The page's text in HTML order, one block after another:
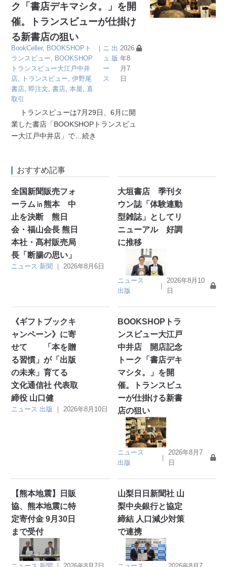
ク「書店デキマシタ。」を開
催。トランスビューが仕掛け
る新書店の狙い
BookCeller, BOOKSHOPト
ランスビュー
BOOKSHOP
トランスビュー大江戸中井
店
トランスビュー ,伊野尾
書店
即注文 ,書店 ,本屋
直
取引
｜ ニ
ュ
ー
ス
出
版
2026
年8
月7
日
トランスビューは7月29日、6月に開
業した書店「BOOKSHOPトランスビュ
ー大江戸中井店」で …続き
おすすめ記事
全国新聞販売フォ
ーラム㏌熊本 中
止を決断 熊日
会・福山会長 熊日
本社・髙村販売局
長「断腸の思い」
ニュース 新聞 ｜ 2026年8月6日
大垣書店 季刊タ
ウン誌「体験連動
型雑誌」としてリ
ニューアル 好調
に推移
ニュース
出版
｜
2026年8月10
日
《ギフトブックキ
ャンペーン》に寄
せて 「本を贈
る習慣」が「出版
の未来」育てる
文化通信社 代表取
締役 山口健
ニュース 出版 ｜2026年8月10日
BOOKSHOPトラ
ンスビュー大江戸
中井店 開店記念
トーク「書店デキ
マシタ。」を開
催。トランスビュ
ーが仕掛ける新書
店の狙い
ニュース
出版
｜
2026年8月7
日
【熊本地震】日販
協、熊本地震に特
定寄付金 9月30日
まで受付
山梨日日新聞社 山
梨中央銀行と協定
締結 人口減少対策
で連携